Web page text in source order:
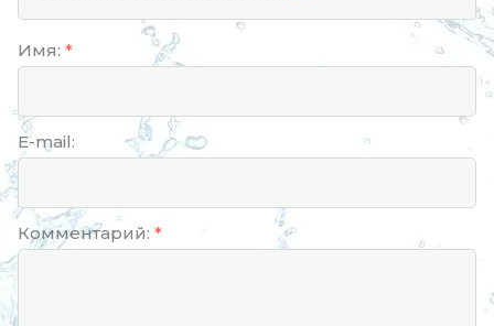
Имя: *
E-mail:
Комментарий: *